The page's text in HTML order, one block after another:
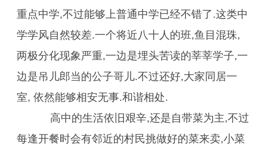
重点中学,不过能够上普通中学已经不错了.这类中
学学风自然较差.一个将近八十人的班,鱼目混珠,
两极分化现象严重,一边是埋头苦读的莘莘学子,一
边是吊儿郎当的公子哥儿.不过还好,大家同居一
室, 依然能够相安无事.和谐相处.
高中的生活依旧艰辛,还是自带菜为主,不过
每逢开餐时会有邻近的村民挑做好的菜来卖,小菜